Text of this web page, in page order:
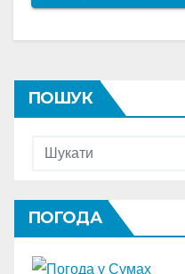
ПОШУК
ПОГОДА